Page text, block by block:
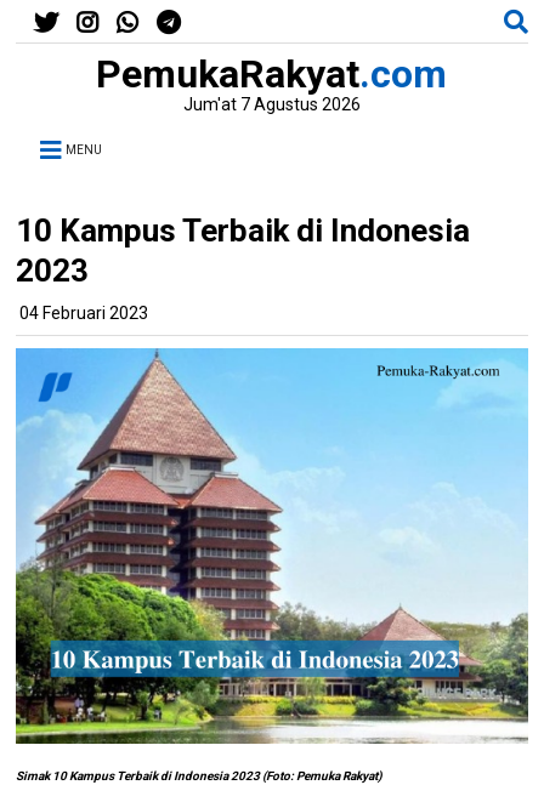
PemukaRakyat.com
Jum'at 7 Agustus 2026
MENU
10 Kampus Terbaik di Indonesia
2023
04 Februari 2023
Simak 10 Kampus Terbaik di Indonesia 2023 (Foto: Pemuka Rakyat)